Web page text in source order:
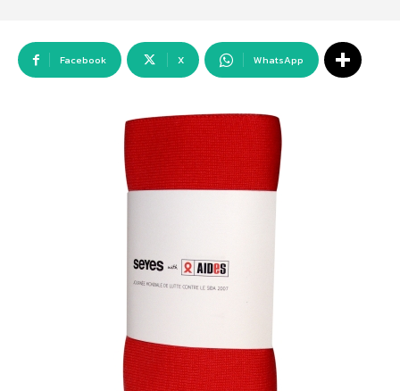
Facebook X WhatsApp